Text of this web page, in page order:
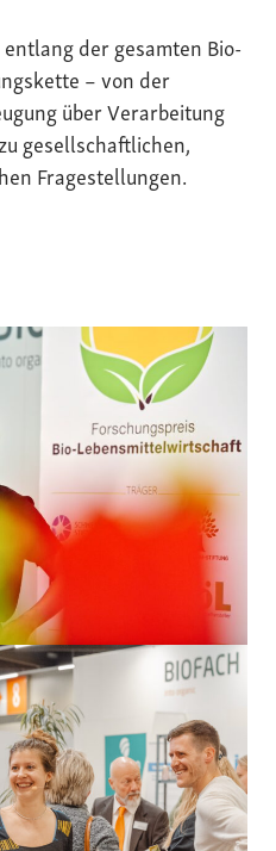
der gesamten Bio-
– von der
über Verarbeitung
gesellschaftlichen,
Fragestellungen.